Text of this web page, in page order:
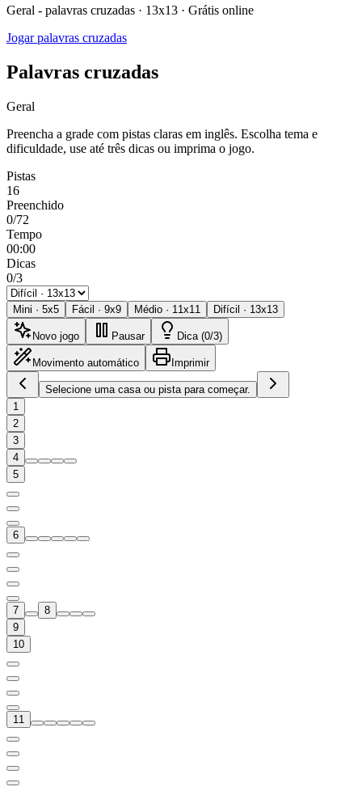
Geral - palavras cruzadas · 13x13 · Grátis online
Jogar palavras cruzadas
Palavras cruzadas
Geral
Preencha a grade com pistas claras em inglês. Escolha tema e
dificuldade, use até três dicas ou imprima o jogo.
Pistas
16
Preenchido
0/72
Tempo
00:00
Dicas
0/3
Mini · 5x5 Fácil · 9x9 Médio · 11x11 Difícil · 13x13
Novo jogo Pausar Dica (0/3)
Movimento automático Imprimir
Selecione uma casa ou pista para começar.
1
2
3
4
5
6
7
8
9
10
11